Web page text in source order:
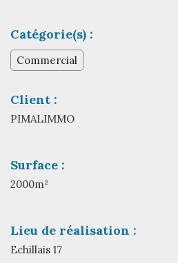
Catégorie(s) :
Commercial
Client :
PIMALIMMO
Surface :
2000m²
Lieu de réalisation :
Echillais 17